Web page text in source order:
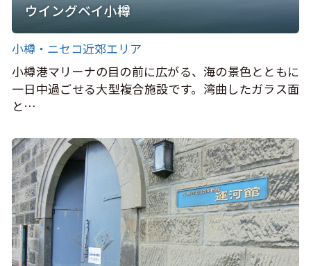
ウイングベイ小樽
小樽・ニセコ近郊エリア
小樽港マリーナの目の前に広がる、海の景色とともに
一日中過ごせる大型複合施設です。湾曲したガラス面
と…